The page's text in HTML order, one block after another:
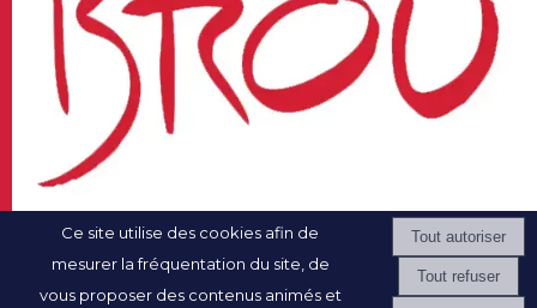
Mentions légales
Ce site utilise des cookies afin de
mesurer la fréquentation du site, de
vous proposer des contenus animés et